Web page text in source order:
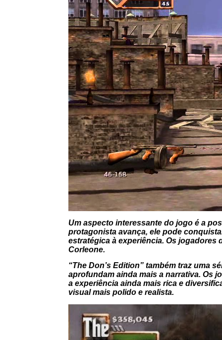
Um aspecto interessante do jogo é a
protagonista avança, ele pode
estratégica à experiência. Os jogadores
Corleone.
“The Don’s Edition” também traz uma
aprofundam ainda mais a narrativa. Os
a experiência ainda mais rica e
visual mais polido e realista.